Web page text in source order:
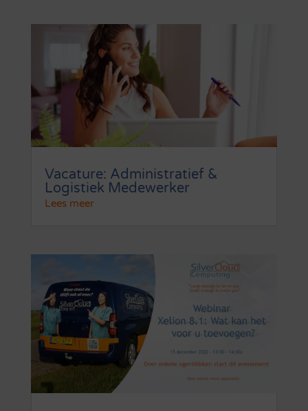
Vacature: Administratief &
Logistiek Medewerker
Lees meer